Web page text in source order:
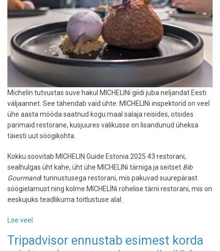
Michelin tutvustas suve hakul MICHELINi giidi juba neljandat Eesti
väljaannet. See tähendab vaid ühte: MICHELINi inspektorid on veel
ühe aasta mööda saatnud kogu maal salaja reisides, otsides
parimaid restorane, kusjuures valikusse on lisandunud üheksa
täiesti uut söögikohta.
Kokku soovitab MICHELIN Guide Estonia 2025 43 restorani,
sealhulgas üht kahe, üht ühe MICHELINi tärniga ja seitset Bib
Gourmandi tunnustusega restorani, mis pakuvad suurepärast
söögielamust ning kolme MICHELINi rohelise tärni restorani, mis on
eeskujuks teadlikuma toitlustuse alal.
Loe veel
Guide
Tripadvisor ennustab esimest korda